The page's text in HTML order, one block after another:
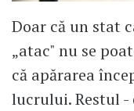
Doar că un stat
„atac" nu se
că apărarea
lucrului. Restul